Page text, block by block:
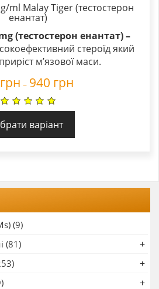
ml Malay Tiger (тестостерон
енантат)
(тестостерон енантат) –
стероїд який
м’язової маси.
грн – 940 грн
варіант
(9)
(81)